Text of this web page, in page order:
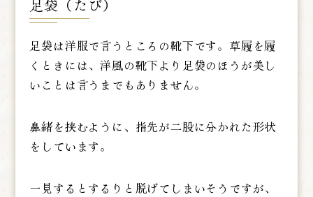
足袋（たび）
足袋は洋服で言うところの靴下です。草履を履
くときには、洋風の靴下より足袋のほうが美し
いことは言うまでもありません。
鼻緒を挟むように、指先が二股に分かれた形状
をしています。
一見するとするりと脱げてしまいそうですが、